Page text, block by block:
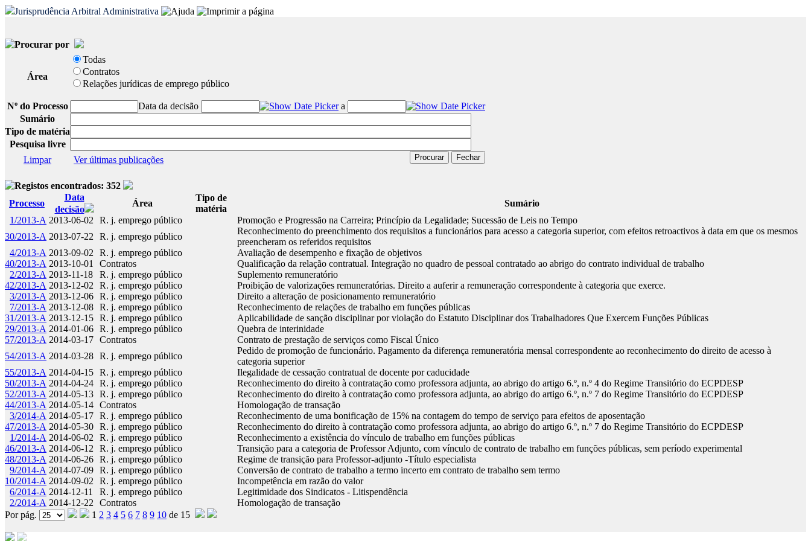
Jurisprudência Arbitral Administrativa
Procurar por
Área
Todas
Contratos
Relações jurídicas de emprego público
Nº do Processo Data da decisão
a
Sumário
Tipo de matéria
Pesquisa livre
Limpar
Ver últimas publicações
Registos encontrados: 352
Processo
Data
decisão
Área
Tipo de
matéria
Sumário
1/2013-A 2013-06-02 R. j. emprego público
Promoção e Progressão na Carreira; Princípio da Legalidade; Sucessão de Leis no Tempo
30/2013-A 2013-07-22 R. j. emprego público
Reconhecimento do preenchimento dos requisitos a funcionários para acesso a categoria superior, com efeitos retroactivos à data em que os mesmos
preencheram os referidos requisitos
4/2013-A 2013-09-02 R. j. emprego público
Avaliação de desempenho e fixação de objetivos
40/2013-A 2013-10-01 Contratos
Qualificação da relação contratual. Integração no quadro de pessoal contratado ao abrigo do contrato individual de trabalho
2/2013-A 2013-11-18 R. j. emprego público
Suplemento remuneratório
42/2013-A 2013-12-02 R. j. emprego público
Proibição de valorizações remuneratórias. Direito a auferir a remuneração correspondente à categoria que exerce.
3/2013-A 2013-12-06 R. j. emprego público
Direito a alteração de posicionamento remuneratório
7/2013-A 2013-12-08 R. j. emprego público
Reconhecimento de relações de trabalho em funções públicas
31/2013-A 2013-12-15 R. j. emprego público
Aplicabilidade de sanção disciplinar por violação do Estatuto Disciplinar dos Trabalhadores Que Exercem Funções Públicas
29/2013-A 2014-01-06 R. j. emprego público
Quebra de interinidade
57/2013-A 2014-03-17 Contratos
Contrato de prestação de serviços como Fiscal Único
54/2013-A 2014-03-28 R. j. emprego público
Pedido de promoção de funcionário. Pagamento da diferença remuneratória mensal correspondente ao reconhecimento do direito de acesso à
categoria superior
55/2013-A 2014-04-15 R. j. emprego público
Ilegalidade de cessação contratual de docente por caducidade
50/2013-A 2014-04-24 R. j. emprego público
Reconhecimento do direito à contratação como professora adjunta, ao abrigo do artigo 6.º, n.º 4 do Regime Transitório do ECPDESP
52/2013-A 2014-05-13 R. j. emprego público
Reconhecimento do direito à contratação como professora adjunta, ao abrigo do artigo 6.º, n.º 7 do Regime Transitório do ECPDESP
44/2013-A 2014-05-14 Contratos
Homologação de transação
3/2014-A 2014-05-17 R. j. emprego público
Reconhecimento de uma bonificação de 15% na contagem do tempo de serviço para efeitos de aposentação
47/2013-A 2014-05-30 R. j. emprego público
Reconhecimento do direito à contratação como professora adjunta, ao abrigo do artigo 6.º, n.º 7 do Regime Transitório do ECPDESP
1/2014-A 2014-06-02 R. j. emprego público
Reconhecimento a existência do vínculo de trabalho em funções públicas
46/2013-A 2014-06-12 R. j. emprego público
Transição para a categoria de Professor Adjunto, com vínculo de contrato de trabalho em funções públicas, sem período experimental
48/2013-A 2014-06-26 R. j. emprego público
Regime de transição para Professor-adjunto -Título especialista
9/2014-A 2014-07-09 R. j. emprego público
Conversão de contrato de trabalho a termo incerto em contrato de trabalho sem termo
10/2014-A 2014-09-02 R. j. emprego público
Incompetência em razão do valor
6/2014-A 2014-12-11 R. j. emprego público
Legitimidade dos Sindicatos - Litispendência
2/2014-A 2014-12-22 Contratos
Homologação de transação
Por pág.
1 2 3 4 5 6 7 8 9 10 de 15